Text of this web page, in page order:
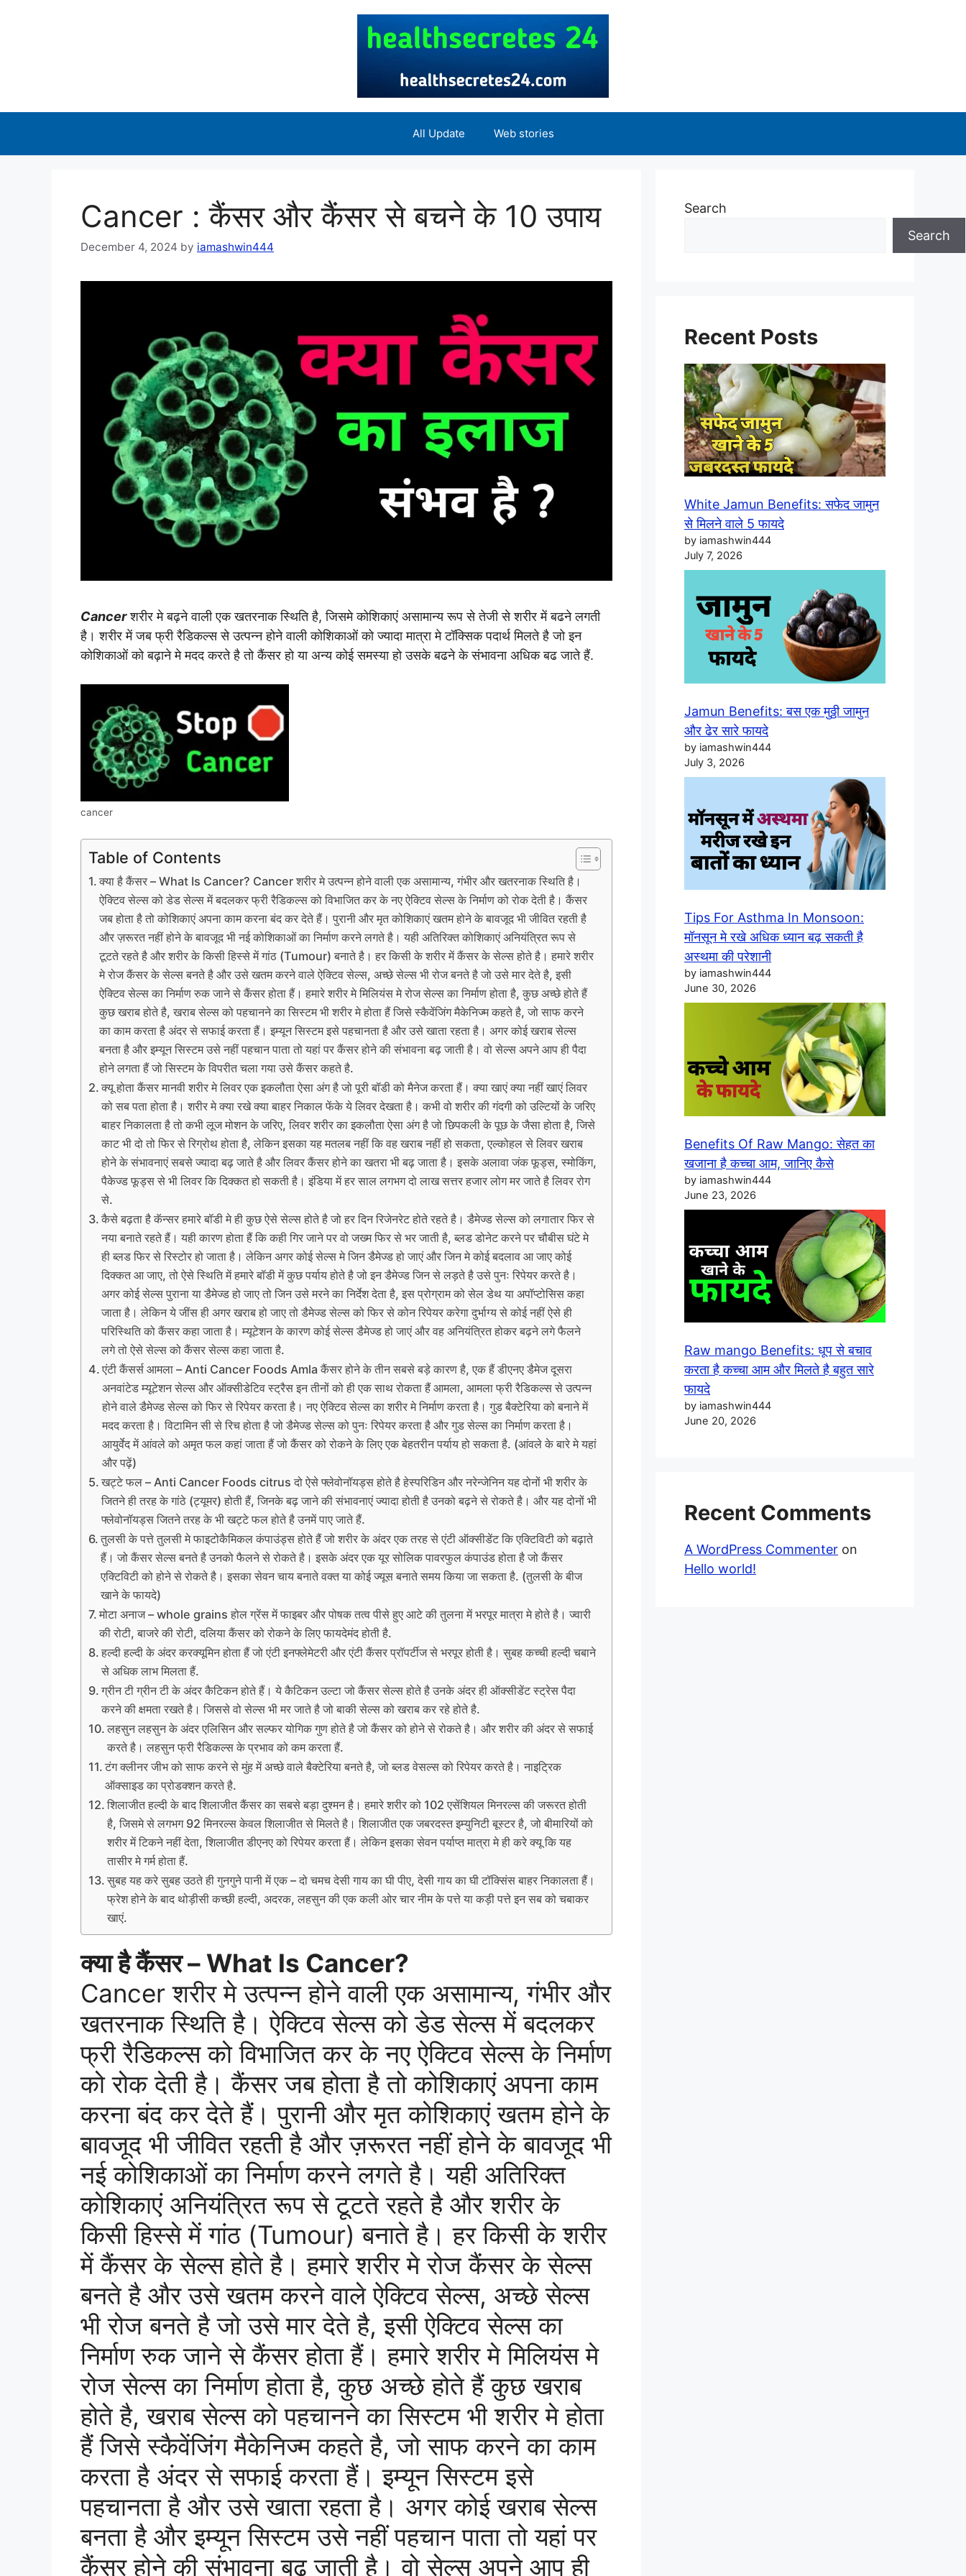
All Update Web stories
Cancer : कैंसर और कैंसर से बचने के 10 उपाय
December 4, 2024 by iamashwin444
Cancerशरीर मे बढ़ने वाली एक खतरनाक स्थिति है, जिसमे कोशिकाएं असामान्य रूप से तेजी से शरीर में बढने लगती
है। शरीर में जब फ्री रैडिकल्स से उत्पन्न होने वाली कोशिकाओं को ज्यादा मात्रा मे टॉक्सिक पदार्थ मिलते है जो इन
कोशिकाओं को बढ़ाने मे मदद करते है तो कैंसर हो या अन्य कोई समस्या हो उसके बढने के संभावना अधिक बढ जाते हैं.
cancer
Table of Contents
क्या है कैंसर – What Is Cancer? Cancer शरीर मे उत्पन्न होने वाली एक असामान्य, गंभीर और खतरनाक स्थिति है।
ऐक्टिव सेल्स को डेड सेल्स में बदलकर फ्री रैडिकल्स को विभाजित कर के नए ऐक्टिव सेल्स के निर्माण को रोक देती है। कैंसर
जब होता है तो कोशिकाएं अपना काम करना बंद कर देते हैं। पुरानी और मृत कोशिकाएं खतम होने के बावजूद भी जीवित रहती है
और ज़रूरत नहीं होने के बावजूद भी नई कोशिकाओं का निर्माण करने लगते है। यही अतिरिक्त कोशिकाएं अनियंत्रित रूप से
टूटते रहते है और शरीर के किसी हिस्से में गांठ (Tumour) बनाते है। हर किसी के शरीर में कैंसर के सेल्स होते है। हमारे शरीर
मे रोज कैंसर के सेल्स बनते है और उसे खतम करने वाले ऐक्टिव सेल्स, अच्छे सेल्स भी रोज बनते है जो उसे मार देते है, इसी
ऐक्टिव सेल्स का निर्माण रुक जाने से कैंसर होता हैं। हमारे शरीर मे मिलियंस मे रोज सेल्स का निर्माण होता है, कुछ अच्छे होते हैं
कुछ खराब होते है, खराब सेल्स को पहचानने का सिस्टम भी शरीर मे होता हैं जिसे स्कैवेंजिंग मैकेनिज्म कहते है, जो साफ करने
का काम करता है अंदर से सफाई करता हैं। इम्यून सिस्टम इसे पहचानता है और उसे खाता रहता है। अगर कोई खराब सेल्स
बनता है और इम्यून सिस्टम उसे नहीं पहचान पाता तो यहां पर कैंसर होने की संभावना बढ़ जाती है। वो सेल्स अपने आप ही पैदा
होने लगता हैं जो सिस्टम के विपरीत चला गया उसे कैंसर कहते है.
क्यू होता कैंसर मानवी शरीर मे लिवर एक इकलौता ऐसा अंग है जो पूरी बॉडी को मैनेज करता हैं। क्या खाएं क्या नहीं खाएं लिवर
को सब पता होता है। शरीर मे क्या रखे क्या बाहर निकाल फेंके ये लिवर देखता है। कभी वो शरीर की गंदगी को उल्टियों के जरिए
बाहर निकालता है तो कभी लूज मोशन के जरिए, लिवर शरीर का इकलौता ऐसा अंग है जो छिपकली के पूछ के जैसा होता है, जिसे
काट भी दो तो फिर से रिग्रोथ होता है, लेकिन इसका यह मतलब नहीं कि वह खराब नहीं हो सकता, एल्कोहल से लिवर खराब
होने के संभावनाएं सबसे ज्यादा बढ़ जाते है और लिवर कैंसर होने का खतरा भी बढ़ जाता है। इसके अलावा जंक फूड्स, स्मोकिंग,
पैकेज्ड फूड्स से भी लिवर कि दिक्कत हो सकती है। इंडिया में हर साल लगभग दो लाख सत्तर हजार लोग मर जाते है लिवर रोग
से.
कैसे बढ़ता है कॅन्सर हमारे बॉडी मे ही कुछ ऐसे सेल्स होते है जो हर दिन रिजेनरेट होते रहते है। डैमेज्ड सेल्स को लगातार फिर से
नया बनाते रहते हैं। यही कारण होता हैं कि कही गिर जाने पर वो जख्म फिर से भर जाती है, ब्लड डोनेट करने पर चौबीस घंटे मे
ही ब्लड फिर से रिस्टोर हो जाता है। लेकिन अगर कोई सेल्स मे जिन डैमेज्ड हो जाएं और जिन मे कोई बदलाव आ जाए कोई
दिक्कत आ जाए, तो ऐसे स्थिति में हमारे बॉडी में कुछ पर्याय होते है जो इन डैमेज्ड जिन से लड़ते है उसे पुनः रिपेयर करते है।
अगर कोई सेल्स पुराना या डैमेज्ड हो जाए तो जिन उसे मरने का निर्देश देता है, इस प्रोग्राम को सेल डेथ या अपॉप्टोसिस कहा
जाता है। लेकिन ये जींस ही अगर खराब हो जाए तो डैमेज्ड सेल्स को फिर से कोन रिपेयर करेगा दुर्भाग्य से कोई नहीं ऐसे ही
परिस्थिति को कैंसर कहा जाता है। म्यूटेशन के कारण कोई सेल्स डैमेज्ड हो जाएं और वह अनियंत्रित होकर बढ़ने लगे फैलने
लगे तो ऐसे सेल्स को कैंसर सेल्स कहा जाता है.
एंटी कैंसर्स आमला – Anti Cancer Foods Amla कैंसर होने के तीन सबसे बड़े कारण है, एक हैं डीएनए डैमेज दूसरा
अनवांटेड म्यूटेशन सेल्स और ऑक्सीडेटिव स्ट्रैस इन तीनों को ही एक साथ रोकता हैं आमला, आमला फ्री रैडिकल्स से उत्पन्न
होने वाले डैमेज्ड सेल्स को फिर से रिपेयर करता है। नए ऐक्टिव सेल्स का शरीर मे निर्माण करता है। गुड बैक्टेरिया को बनाने में
मदद करता है। विटामिन सी से रिच होता है जो डैमेज्ड सेल्स को पुनः रिपेयर करता है और गुड सेल्स का निर्माण करता है।
आयुर्वेद में आंवले को अमृत फल कहां जाता हैं जो कैंसर को रोकने के लिए एक बेहतरीन पर्याय हो सकता है. (आंवले के बारे मे यहां
और पढ़ें)
खट्टे फल – Anti Cancer Foods citrus दो ऐसे फ्लेवोनॉयड्स होते है हेस्परिडिन और नरेन्जेनिन यह दोनों भी शरीर के
जितने ही तरह के गांठे (ट्यूमर) होती हैं, जिनके बढ़ जाने की संभावनाएं ज्यादा होती है उनको बढ़ने से रोकते है। और यह दोनों भी
फ्लेवोनॉयड्स जितने तरह के भी खट्टे फल होते है उनमें पाए जाते हैं.
तुलसी के पत्ते तुलसी मे फाइटोकैमिकल कंपाउंड्स होते हैं जो शरीर के अंदर एक तरह से एंटी ऑक्सीडेंट कि एक्टिविटी को बढ़ाते
हैं। जो कैंसर सेल्स बनते है उनको फैलने से रोकते है। इसके अंदर एक यूर सोलिक पावरफुल कंपाउंड होता है जो कैंसर
एक्टिविटी को होने से रोकते है। इसका सेवन चाय बनाते वक्त या कोई ज्यूस बनाते समय किया जा सकता है. (तुलसी के बीज
खाने के फायदे)
मोटा अनाज – whole grains होल ग्रेंस में फाइबर और पोषक तत्व पीसे हुए आटे की तुलना में भरपूर मात्रा मे होते है। ज्वारी
की रोटी, बाजरे की रोटी, दलिया कैंसर को रोकने के लिए फायदेमंद होती है.
हल्दी हल्दी के अंदर करक्यूमिन होता हैं जो एंटी इनफ्लेमेटरी और एंटी कैंसर प्रॉपर्टीज से भरपूर होती है। सुबह कच्ची हल्दी चबाने
से अधिक लाभ मिलता हैं.
ग्रीन टी ग्रीन टी के अंदर कैटिकन होते हैं। ये कैटिकन उल्टा जो कैंसर सेल्स होते है उनके अंदर ही ऑक्सीडेंट स्ट्रेस पैदा
करने की क्षमता रखते है। जिससे वो सेल्स भी मर जाते है जो बाकी सेल्स को खराब कर रहे होते है.
लहसुन लहसुन के अंदर एलिसिन और सल्फर योगिक गुण होते है जो कैंसर को होने से रोकते है। और शरीर की अंदर से सफाई
करते है। लहसुन फ्री रैडिकल्स के प्रभाव को कम करता हैं.
टंग क्लीनर जीभ को साफ करने से मुंह में अच्छे वाले बैक्टेरिया बनते है, जो ब्लड वेसल्स को रिपेयर करते है। नाइट्रिक
ऑक्साइड का प्रोडक्शन करते है.
शिलाजीत हल्दी के बाद शिलाजीत कैंसर का सबसे बड़ा दुश्मन है। हमारे शरीर को 102 एसेंशियल मिनरल्स की जरूरत होती
है, जिसमे से लगभग 92 मिनरल्स केवल शिलाजीत से मिलते है। शिलाजीत एक जबरदस्त इम्युनिटी बूस्टर है, जो बीमारियों को
शरीर में टिकने नहीं देता, शिलाजीत डीएनए को रिपेयर करता हैं। लेकिन इसका सेवन पर्याप्त मात्रा मे ही करे क्यू कि यह
तासीर मे गर्म होता हैं.
सुबह यह करे सुबह उठते ही गुनगुने पानी में एक – दो चमच देसी गाय का घी पीए, देसी गाय का घी टॉक्सिंस बाहर निकालता हैं।
फ्रेश होने के बाद थोड़ीसी कच्छी हल्दी, अदरक, लहसुन की एक कली ओर चार नीम के पत्ते या कड़ी पत्ते इन सब को चबाकर
खाएं.
क्या है कैंसर – What Is Cancer?
Cancer शरीर मे उत्पन्न होने वाली एक असामान्य, गंभीर और
खतरनाक स्थिति है। ऐक्टिव सेल्स को डेड सेल्स में बदलकर
फ्री रैडिकल्स को विभाजित कर के नए ऐक्टिव सेल्स के निर्माण
को रोक देती है। कैंसर जब होता है तो कोशिकाएं अपना काम
करना बंद कर देते हैं। पुरानी और मृत कोशिकाएं खतम होने के
बावजूद भी जीवित रहती है और ज़रूरत नहीं होने के बावजूद भी
नई कोशिकाओं का निर्माण करने लगते है। यही अतिरिक्त
कोशिकाएं अनियंत्रित रूप से टूटते रहते है और शरीर के
किसी हिस्से में गांठ (Tumour) बनाते है। हर किसी के शरीर
में कैंसर के सेल्स होते है। हमारे शरीर मे रोज कैंसर के सेल्स
बनते है और उसे खतम करने वाले ऐक्टिव सेल्स, अच्छे सेल्स
भी रोज बनते है जो उसे मार देते है, इसी ऐक्टिव सेल्स का
निर्माण रुक जाने से कैंसर होता हैं। हमारे शरीर मे मिलियंस मे
रोज सेल्स का निर्माण होता है, कुछ अच्छे होते हैं कुछ खराब
होते है, खराब सेल्स को पहचानने का सिस्टम भी शरीर मे होता
हैं जिसे स्कैवेंजिंग मैकेनिज्म कहते है, जो साफ करने का काम
करता है अंदर से सफाई करता हैं। इम्यून सिस्टम इसे
पहचानता है और उसे खाता रहता है। अगर कोई खराब सेल्स
बनता है और इम्यून सिस्टम उसे नहीं पहचान पाता तो यहां पर
कैंसर होने की संभावना बढ़ जाती है। वो सेल्स अपने आप ही
Search
Search
Recent Posts
White Jamun Benefits: सफेद जामुन
से मिलने वाले 5 फायदे
by iamashwin444
July 7, 2026
Jamun Benefits: बस एक मुठ्ठी जामुन
और ढेर सारे फायदे
by iamashwin444
July 3, 2026
Tips For Asthma In Monsoon:
मॉनसून मे रखे अधिक ध्यान बढ़ सकती है
अस्थमा की परेशानी
by iamashwin444
June 30, 2026
Benefits Of Raw Mango: सेहत का
खजाना है कच्चा आम, जानिए कैसे
by iamashwin444
June 23, 2026
Raw mango Benefits: धूप से बचाव
करता है कच्चा आम और मिलते है बहुत सारे
फायदे
by iamashwin444
June 20, 2026
Recent Comments
A WordPress Commenter on
Hello world!